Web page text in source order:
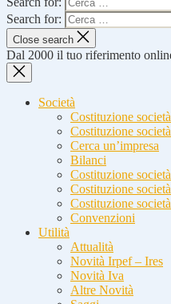
Search for:
Close search
Dal 2000 il tuo riferimento
Società
Costituzione società
Costituzione
Cerca un’impresa
Bilanci
Costituzione
Costituzione
Costituzione
Convenzioni
Utilità
Attualità
Novità Irpef – Ires
Novità Iva
Altre Novità